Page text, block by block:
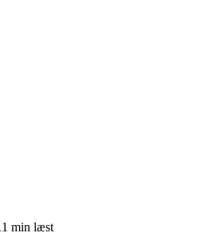
min læst